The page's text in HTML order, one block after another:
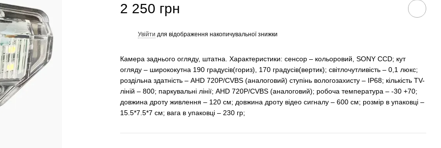
2 250 грн
Увійти для відображення накопичувальної знижки
Камера заднього огляду, штатна. Характеристики: сенсор – кольоровий, SONY CCD; кут
огляду – ширококутна 190 градусів(гориз), 170 градусів(вертик); світлочутливість – 0,1 люкс;
роздільна здатність – AHD 720P/CVBS (аналоговий) ступінь вологозахисту – IP68; кількість TV-
ліній – 800; паркувальні лінії; AHD 720P/CVBS (аналоговий); робоча температура – -30 +70;
довжина дроту живлення – 120 см; довжина дроту відео сигналу – 600 см; розмір в упаковці –
15.5*7.5*7 см; вага в упаковці – 230 гр;